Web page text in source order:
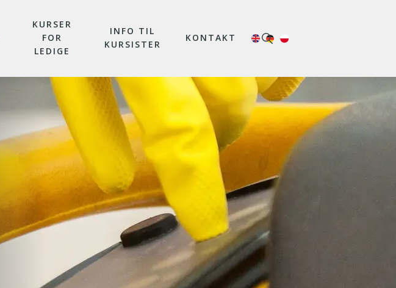
KURSER
FOR
LEDIGE
INFO TIL
KURSISTER
KONTAKT